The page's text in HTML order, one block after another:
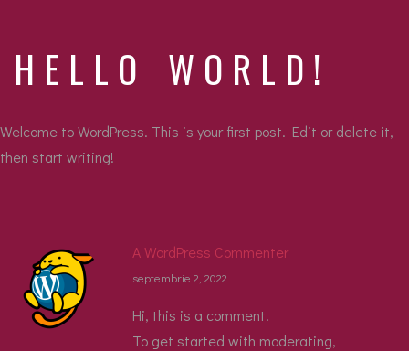
HELLO WORLD!
Welcome to WordPress. This is your first post. Edit or delete it,
then start writing!
A WordPress Commenter
septembrie 2, 2022
Hi, this is a comment.
To get started with moderating,